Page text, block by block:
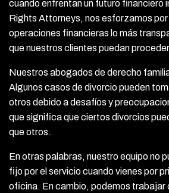
cuando enfrentan un futuro financiero
Rights Attorneys, nos esforzamos
operaciones financieras lo más
que nuestros clientes puedan
Nuestros abogados de derecho
Algunos casos de divorcio pueden
otros debido a desafíos y
que significa que ciertos divorcios
que otros.
En otras palabras, nuestro equipo no
fijo por el servicio cuando vienes por
oficina. En cambio, podemos trabajar